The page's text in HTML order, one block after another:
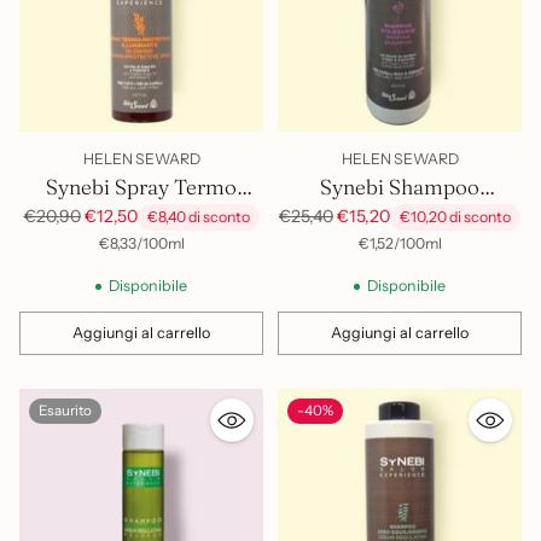
HELEN SEWARD
Synebi Spray Termo
Protettore
Prezzo
€20,90€12,50 €8,40 di sconto
Prezzo
€8,33/
per 100ml
Disponibile
Aggiungi al carrello
Quantità
HELEN SEWARD
Synebi Shampoo
Stilizzante 1Lt
Prezzo
€25,40€15,20 €10,20 di sconto
Prezzo
€1,52/
per 100ml
Disponibile
Aggiungi al carrello
Quantità
Esaurito -40%